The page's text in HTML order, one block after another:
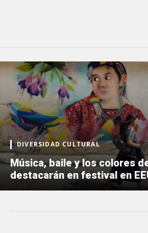
DIVERSIDAD CULTURAL
Música, baile y los colores
destacarán en festival en